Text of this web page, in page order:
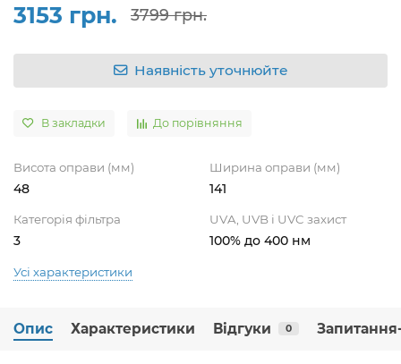
3153 грн. 3799 грн.
Наявність уточнюйте
В закладки До порівняння
Висота оправи (мм)
48
Ширина оправи (мм)
141
Категорія фільтра
3
UVA, UVB і UVC захист
100% до 400 нм
Усі характеристики
Опис Характеристики Відгуки 0